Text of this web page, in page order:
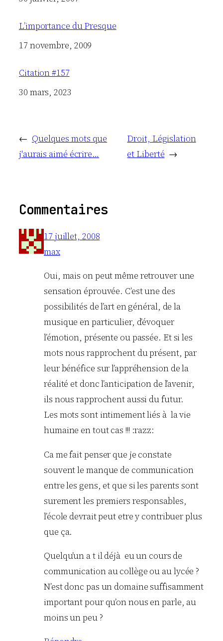
L’importance du Presque
Date
17 novembre, 2009
Citation #157
Date
30 mars, 2023
← Quelques mots que
j'aurais aimé écrire…
Droit, Législation
et Liberté →
Commentaires
17 juillet, 2008
max
Oui, mais on peut même retrouver une
sensation éprouvée. C’est une des
possibilités de l’art en général, de la
musique en particulier, d’évoquer
l’émotion, présente ou passée. Et si les
mots nous rapprochent du présent, par
leur bénéfice sur l’appréhension de la
réalité et donc l’anticipation de l’avenir,
ils nous rapprochent aussi du futur.
Les mots sont intimement liés à la vie
humaine en tout cas !!! :razz:
Ca me fait penser que je constate
souvent le manque de communication
entre les gens, et que si les parents sont
surement les premiers responsables,
l’école devrait peut etre y contribuer plus
que ça.
Quelqu’un a t il déjà eu un cours de
communication au collège ou au lycée ?
N’est donc pas un domaine suffisamment
important pour qu’on nous en parle, au
moins un peu ?